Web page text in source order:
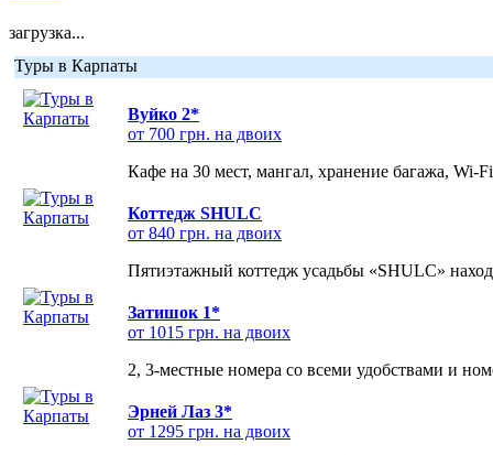
загрузка...
Туры в Карпаты
Вуйко 2*
от 700 грн. на двоих
Кафе на 30 мест, мангал, хранение багажа, Wi-
Коттедж SHULC
от 840 грн. на двоих
Пятиэтажный коттедж усадьбы «SHULC»
Затишок 1*
от 1015 грн. на двоих
2, 3-местные номера со всеми удобствами и
Эрней Лаз 3*
от 1295 грн. на двоих